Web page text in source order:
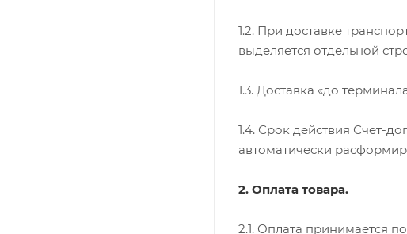
1.2. При доставке
выделяется отдельной
1.3. Доставка «до
1.4. Срок действия Счет-
автоматически
2. Оплата товара.
2.1. Оплата принимается